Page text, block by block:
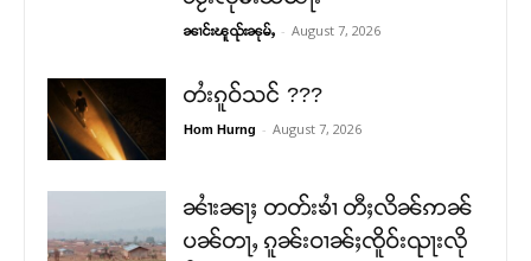
ၼၢင်းၽူၺ်းၼုမ်ႇ - August 7, 2026
တႆးၵူဝ်သင် ???
Hom Hurng - August 7, 2026
ၼၢႆးၼႃႈ တတ်းၶၢႆ တီႈလိၼ်ဢၼ်
ပၼ်တႃႇ ၵူၼ်းဝၢၼ်ႈၸိူဝ်းၺႃးလို